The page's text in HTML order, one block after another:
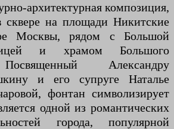
архитектурная композиция,
сквере на площади Никитские
Москвы, рядом с Большой
и храмом Большого
Александру
и его супруге Наталье
фонтан символизирует
одной из романтических
города, популярной